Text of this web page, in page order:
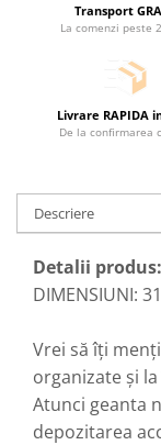
Transport
La comenzi peste
Livrare RAPIDA
De la confirmarea
Descriere
Detalii produs:
DIMENSIUNI:
Vrei să îți
organizate și
Atunci geanta
depozitarea